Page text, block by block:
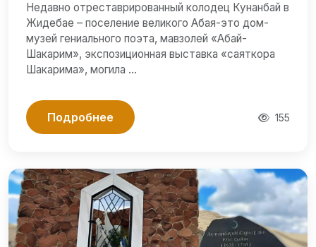
Недавно отреставрированный колодец Кунанбай в
Жидебае – поселение великого Абая-это дом-
музей гениального поэта, мавзолей «Абай-
Шакарим», экспозиционная выставка «саяткора
Шакарима», могила …
Подробнее 155